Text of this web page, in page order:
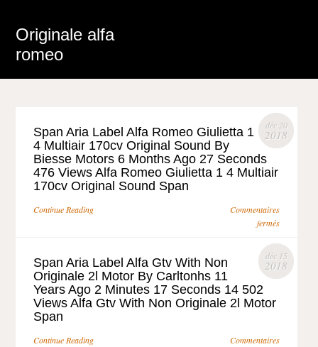
Originale alfa
romeo
déc 20
2018
Span Aria Label Alfa Romeo Giulietta 1
4 Multiair 170cv Original Sound By
Biesse Motors 6 Months Ago 27 Seconds
476 Views Alfa Romeo Giulietta 1 4 Multiair
170cv Original Sound Span
Continue Reading
Commentaires
fermés
déc 15
2018
Span Aria Label Alfa Gtv With Non
Originale 2l Motor By Carltonhs 11
Years Ago 2 Minutes 17 Seconds 14 502
Views Alfa Gtv With Non Originale 2l Motor
Span
Continue Reading
Commentaires